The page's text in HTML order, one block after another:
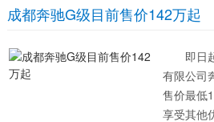
率，自由
平，并
成都奔驰G级目前售价142万起
即日起
有限公司
售价最低
享受其他